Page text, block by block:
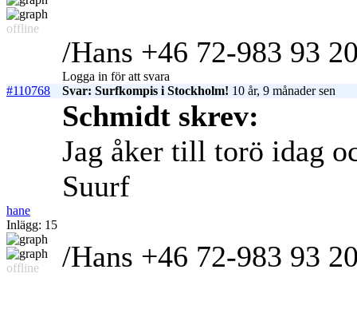
offline
/Hans +46 72-983 93
Logga in för att svara
#110768
Svar: Surfkompis i Stockholm! 10 år, 9 månader sen
hane
Inlägg: 15
offline
Schmidt skrev:
Jag åker till torö idag
Suurf
/Hans +46 72-983 93